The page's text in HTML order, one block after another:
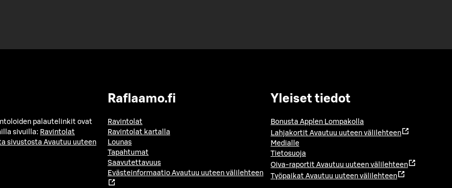
palautelinkit ovat
sivuilla: Ravintolat
sivustosta Avautuu uuteen
Raflaamo.fi
Ravintolat
Ravintolat kartalla
Lounas
Tapahtumat
Saavutettavuus
Evästeinformaatio Avautuu uuteen välilehteen
Yleiset tiedot
Bonusta Applen Lompakolla
Lahjakortit Avautuu uuteen välilehteen
Medialle
Tietosuoja
Oiva-raportit Avautuu uuteen välilehteen
Työpaikat Avautuu uuteen välilehteen